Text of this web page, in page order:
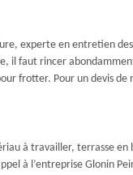
experte en entretien
il faut rincer
frotter. Pour un devis de
à travailler, terrasse
à l’entreprise Glonin